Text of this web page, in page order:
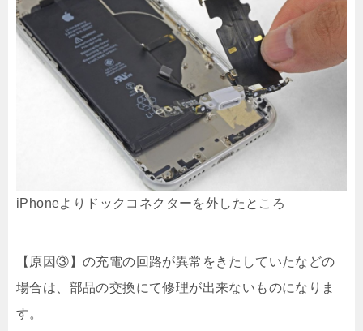
iPhoneよりドックコネクターを外したところ
【原因③】の充電の回路が異常をきたしていたなどの
場合は、部品の交換にて修理が出来ないものになりま
す。